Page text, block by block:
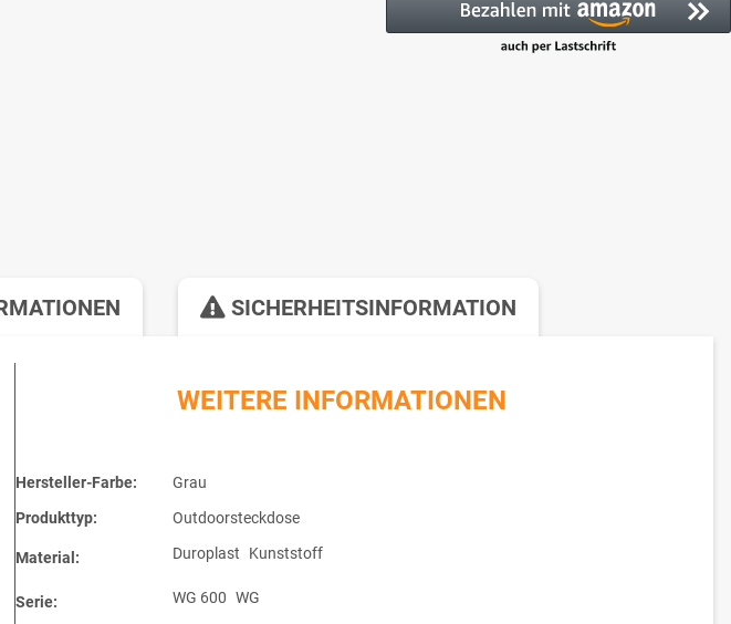
SICHERHEITSINFORMATION
WEITERE INFORMATIONEN
Hersteller-Farbe:
Grau
Produkttyp:
Outdoorsteckdose
Material: Duroplast Kunststoff
Serie: WG 600 WG